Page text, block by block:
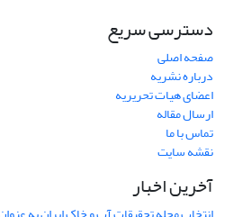
دسترسی سریع
صفحه اصلی
درباره نشریه
اعضای هیات تحریریه
ارسال مقاله
تماس با ما
نقشه سایت
آخرین اخبار